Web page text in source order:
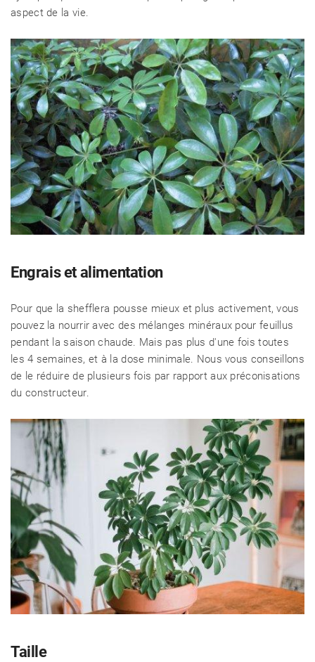
aspect de la vie.
Engrais et alimentation
Pour que la shefflera pousse mieux et plus activement, vous
pouvez la nourrir avec des mélanges minéraux pour feuillus
pendant la saison chaude. Mais pas plus d'une fois toutes
les 4 semaines, et à la dose minimale. Nous vous conseillons
de le réduire de plusieurs fois par rapport aux préconisations
du constructeur.
Taille